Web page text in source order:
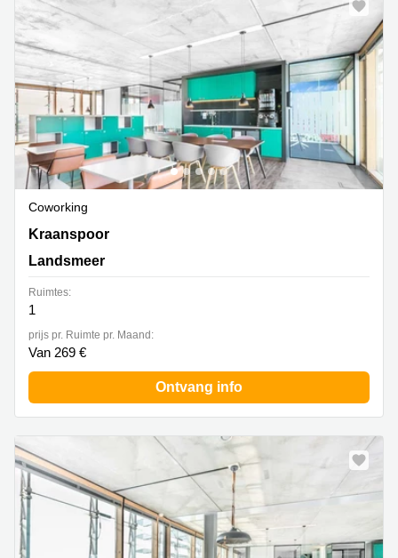
Coworking
Kraanspoor 50, Landsmeer
Kraanspoor
Landsmeer
Ruimtes:
1
prijs pr. Ruimte pr. Maand:
Van 269 €
Ontvang info